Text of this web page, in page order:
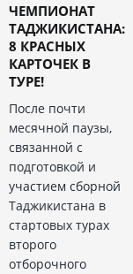
ЧЕМПИОНАТ
ТАДЖИКИСТАНА:
8 КРАСНЫХ
КАРТОЧЕК В
ТУРЕ!
После почти
месячной паузы,
связанной с
подготовкой и
участием сборной
Таджикистана в
стартовых турах
второго
отборочного